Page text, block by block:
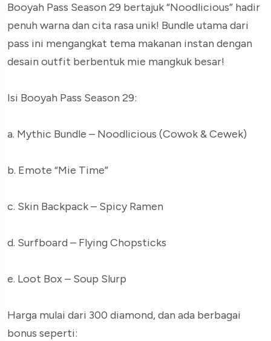
Booyah Pass Season 29 bertajuk “Noodlicious” hadir
penuh warna dan cita rasa unik! Bundle utama dari
pass ini mengangkat tema makanan instan dengan
desain outfit berbentuk mie mangkuk besar!
Isi Booyah Pass Season 29:
a. Mythic Bundle – Noodlicious (Cowok & Cewek)
b. Emote “Mie Time”
c. Skin Backpack – Spicy Ramen
d. Surfboard – Flying Chopsticks
e. Loot Box – Soup Slurp
Harga mulai dari 300 diamond, dan ada berbagai
bonus seperti: